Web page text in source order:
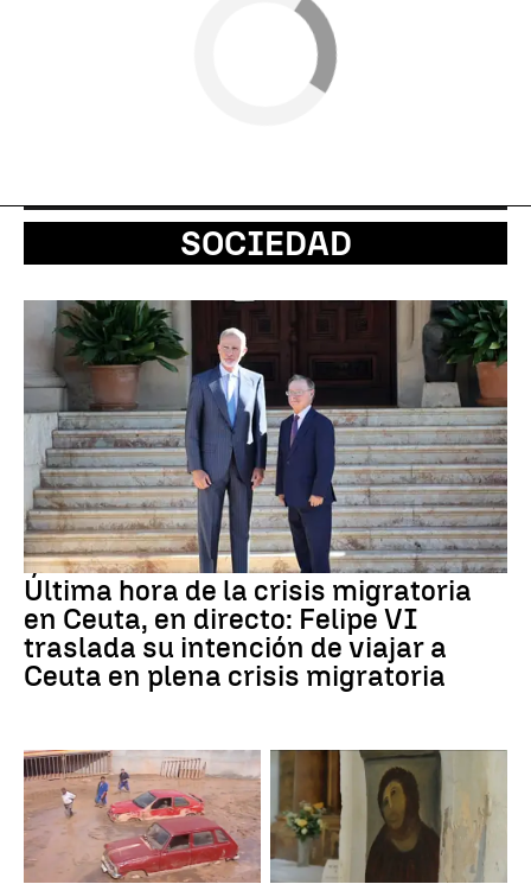
SOCIEDAD
Última hora de la crisis migratoria
en Ceuta, en directo: Felipe VI
traslada su intención de viajar a
Ceuta en plena crisis migratoria